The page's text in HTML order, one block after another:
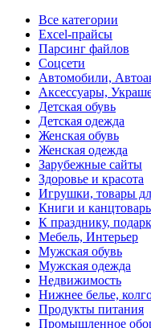
Все категории
Excel-прайсы
Парсинг файлов
Соцсети
Автомобили,
Аксессуары,
Детская обувь
Детская одежда
Женская обувь
Женская одежда
Зарубежные сайты
Здоровье и красота
Игрушки, товары
Книги и
К празднику,
Мебель, Интерьер
Мужская обувь
Мужская одежда
Недвижимость
Нижнее белье,
Продукты питания
Промышленное